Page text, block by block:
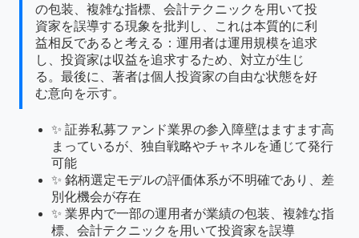
の包装、複雑な指標、会計テクニックを用いて投
資家を誤導する現象を批判し、これは本質的に利
益相反であると考える：運用者は運用規模を追求
し、投資家は収益を追求するため、対立が生じ
る。最後に、著者は個人投資家の自由な状態を好
む意向を示す。
✨ 証券私募ファンド業界の参入障壁はますます高
まっているが、独自戦略やチャネルを通じて発行
可能
✨ 銘柄選定モデルの評価体系が不明確であり、差
別化機会が存在
✨ 業界内で一部の運用者が業績の包装、複雑な指
標、会計テクニックを用いて投資家を誤導